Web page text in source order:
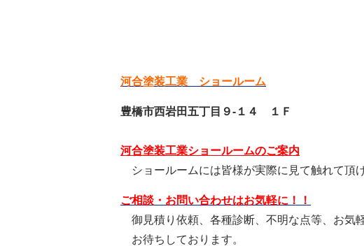
河合塗装工業 ショールーム
豊橋市西岩田五丁目９-１４ １Ｆ
河合塗装工業ショールームのご案内
ショールームには皆様が実際に見て触れて頂
ご相談・お問い合わせはお気軽に！！
御見積り依頼、各種診断、不明な点等、お気
お待ちしております。